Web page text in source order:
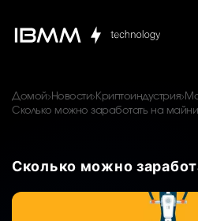
Домой Новости Криптоиндустрия
Сколько можно заработать на
Сколько можно